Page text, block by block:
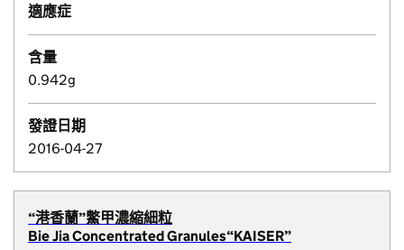
適應症
含量
0.942g
發證日期
2016-04-27
“港香蘭”鱉甲濃縮細粒
Bie Jia Concentrated Granules“KAISER”